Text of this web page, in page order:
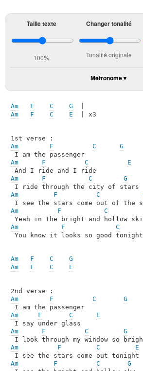
Taille texte
100%
Changer tonalité
Tonalité originale
Metronome
Am F C G
Am
F C E
  | x3
Am
F C
G
I am the passenger
Am
F C
E
Am
F C
G
Am
F C
Am
F C
Am
F C
You know it looks so good tonight
Am F C
G
Am
F C E
Am
F C
G
I am the passenger
Am
F C
E
Am
F C
G
Am
F C
E
Am
F C
G